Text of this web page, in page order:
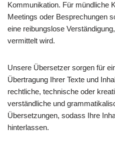
Kommunikation. Für mündliche
Meetings oder Besprechungen
eine reibungslose
vermittelt wird.
Unsere Übersetzer sorgen für
Übertragung Ihrer Texte und
rechtliche, technische oder
verständliche und
Übersetzungen, sodass Ihre
hinterlassen.